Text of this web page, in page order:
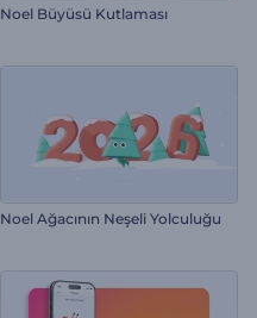
Noel Büyüsü Kutlaması
Noel Ağacının Neşeli Yolculuğu